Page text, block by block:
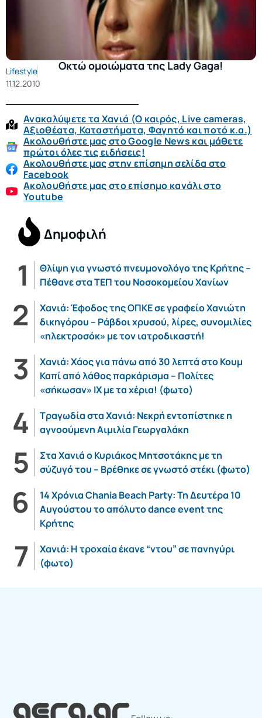
Lifestyle
11.12.2010
Οκτώ ομοιώματα της Lady Gaga!
Ανακαλύψετε τα Χανιά (O καιρός, Live cameras,
Αξιοθέατα, Καταστήματα, Φαγητό και ποτό κ.α.)
Ακολουθήστε μας στο Google News και μάθετε
πρώτοι όλες τις ειδήσεις!
Ακολουθήστε μας στην επίσημη σελίδα στο
Facebook
Ακολουθήστε μας στο επίσημο κανάλι στο
Youtube
Δημοφιλή
Θλίψη για γνωστό πνευμονολόγο της Κρήτης –
Πέθανε στα ΤΕΠ του Νοσοκομείου Χανίων
Χανιά: Έφοδος της ΟΠΚΕ σε γραφείο Χανιώτη
δικηγόρου – Ράβδοι χρυσού, λίρες, συνομιλίες
«ηλεκτροσόκ» με τον ιατροδικαστή!
Χανιά: Χάος για πάνω από 30 λεπτά στο Κουμ
Καπί από λάθος παρκάρισμα – Πολίτες
«σήκωσαν» ΙΧ με τα χέρια! (φωτο)
Τραγωδία στα Χανιά: Νεκρή εντοπίστηκε η
αγνοούμενη Αιμιλία Γεωργαλάκη
Στα Χανιά ο Κυριάκος Μητσοτάκης με τη
σύζυγό του – Βρέθηκε σε γνωστό στέκι (φωτο)
14 Χρόνια Chania Beach Party: Τη Δευτέρα 10
Αυγούστου το απόλυτο dance event της
Κρήτης
Χανιά: Η τροχαία έκανε “ντου” σε πανηγύρι
(φωτο)